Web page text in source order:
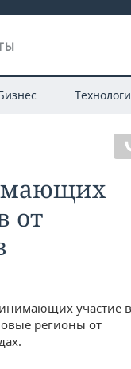
от
участие в
регионы от